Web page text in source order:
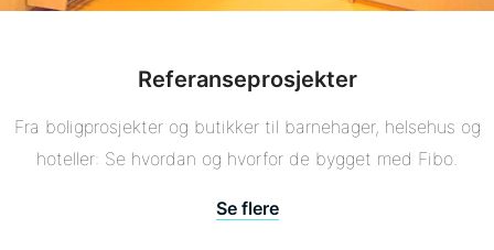
Referanseprosjekter
Fra boligprosjekter og butikker til barnehager, helsehus og
hoteller: Se hvordan og hvorfor de bygget med Fibo.
Se flere